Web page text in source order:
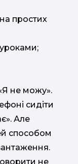
простих
не можу».
сидіти
Але
способом
не